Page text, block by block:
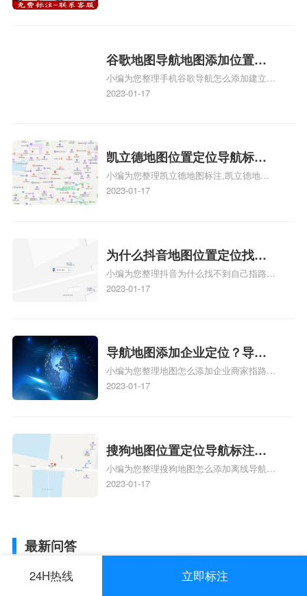
心名？凯立德地图位置定位怎
地图标注服务中心铺招牌相关地图标注知
识，详情可查看下方正文！
谷歌地图导航地图添加位置？
添加谷歌地图导航位置？
小编为您整理手机谷歌导航怎么添加建立多
人位置、如何在地图，谷歌地图添加公司位
2023-01-17
凯立德地图位置定位导航标
注？凯立德地图位置定位,导航,
标注？
小编为您整理凯立德地图标注,凯立德地图
标注怎么做啊、凯立德地图标注,凯立德地
相关地图标注知识，详情可查看下方正文！
2023-01-17
为什么抖音地图位置定位找不
到了？抖音为什么找不到当前
定位了？
小编为您整理抖音为什么找不到自己指路人
地图标注服务中心铺的位置、地图位置更新
服务中心位置、抖音突然不显示定位了相关
地图标注知识，详情可查看下方正文！
2023-01-17
导航地图添加企业定位？导航
定位企业？
小编为您整理地图怎么添加企业商家指路人
地图标注服务中心铺名称、地图怎么添加企
添加企业、地图如何添加企业相关地图标注
知识，详情可查看下方正文！
2023-01-17
搜狗地图位置定位导航标注？
搜狗地图位置定位,导航,标注？
小编为您整理搜狗地图怎么添加离线导航搜
狗地图离线导航怎么用、搜狗地图导航卫星
2023-01-17
最新问答
地图怎么设置
24H热线 立即标注